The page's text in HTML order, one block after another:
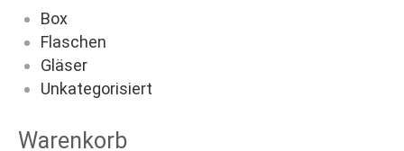
Box
Flaschen
Gläser
Unkategorisiert
Warenkorb